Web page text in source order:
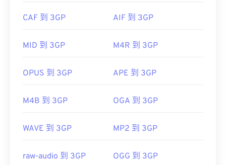
首次發布：2001年
CH203-BBCGDDDF
3GP 是一種靈活的檔案格式，支援透過 3GPP
由以下機構開發：
第三代合作夥伴計畫 (3GPP)
https://en.wikipedia.org/wiki/3GP_and_3G2
CAF 到 3GP AIF 到 3GP
MID 到 3GP M4R 到 3GP
OPUS 到 3GP APE 到 3GP
M4B 到 3GP OGA 到 3GP
WAVE 到 3GP MP2 到 3GP
raw-audio 到 3GP OGG 到 3GP